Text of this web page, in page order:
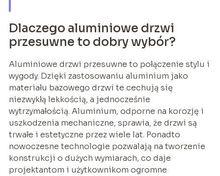
Dlaczego aluminiowe drzwi
przesuwne to dobry wybór?
Aluminiowe drzwi przesuwne to połączenie stylu i
wygody. Dzięki zastosowaniu aluminium jako
materiału bazowego drzwi te cechują się
niezwykłą lekkością, a jednocześnie
wytrzymałością. Aluminium, odporne na korozję i
uszkodzenia mechaniczne, sprawia, że drzwi są
trwałe i estetyczne przez wiele lat. Ponadto
nowoczesne technologie pozwalają na tworzenie
konstrukcji o dużych wymiarach, co daje
projektantom i użytkownikom ogromne